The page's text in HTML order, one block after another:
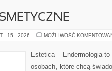
- 15 - 2026 MOŻLIWOŚĆ
Estetica – Endermologia
osobach, które chcą